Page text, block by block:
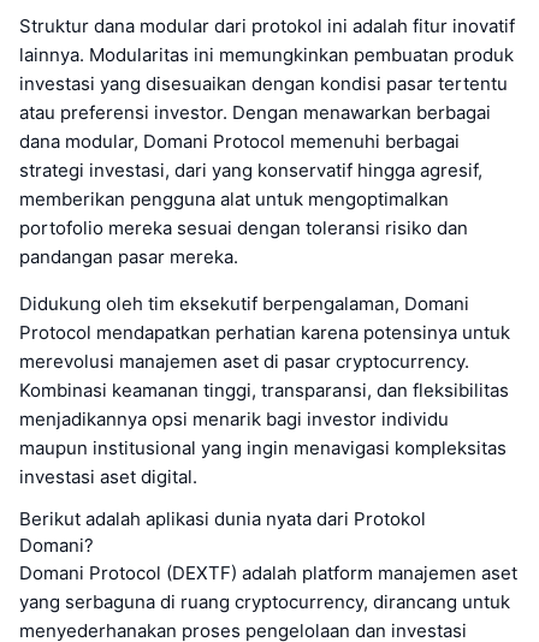
Struktur dana modular dari protokol ini adalah fitur inovatif
lainnya. Modularitas ini memungkinkan pembuatan produk
investasi yang disesuaikan dengan kondisi pasar tertentu
atau preferensi investor. Dengan menawarkan berbagai
dana modular, Domani Protocol memenuhi berbagai
strategi investasi, dari yang konservatif hingga agresif,
memberikan pengguna alat untuk mengoptimalkan
portofolio mereka sesuai dengan toleransi risiko dan
pandangan pasar mereka.
Didukung oleh tim eksekutif berpengalaman, Domani
Protocol mendapatkan perhatian karena potensinya untuk
merevolusi manajemen aset di pasar cryptocurrency.
Kombinasi keamanan tinggi, transparansi, dan fleksibilitas
menjadikannya opsi menarik bagi investor individu
maupun institusional yang ingin menavigasi kompleksitas
investasi aset digital.
Berikut adalah aplikasi dunia nyata dari Protokol
Domani?
Domani Protocol (DEXTF) adalah platform manajemen aset
yang serbaguna di ruang cryptocurrency, dirancang untuk
menyederhanakan proses pengelolaan dan investasi